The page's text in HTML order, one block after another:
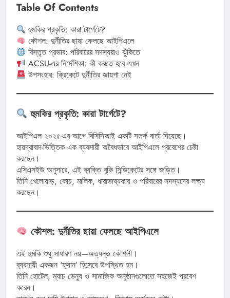
Table Of Contents
হুমকির প্রকৃতি: কারা টার্গেটে?
কৌশল: দুর্নীতির ছায়া ফেলছে আইপিএলে
বিস্তৃত প্রভাব: পরিবারের সদস্যরাও ঝুঁকিতে
ACSU-এর নির্দেশিকা: কী করতে হবে এখন
উপসংহার: ক্রিকেটে দুর্নীতির জায়গা নেই
হুমকির প্রকৃতি: কারা টার্গেটে?
আইপিএল ২০২৫-এর আগে বিসিসিআই একটি সতর্ক বার্তা দিয়েছে।
হায়দ্রাবাদ-ভিত্তিক এক ব্যবসায়ী অবৈধভাবে আইপিএলে প্রবেশের চেষ্টা
করছেন।
এসি‌এসইউ অনুসারে, এই ব্যক্তি বুকি সিন্ডিকেটের সঙ্গে জড়িত।
তিনি খেলোয়াড়, কোচ, মালিক, ধারাভাষ্যকার ও পরিবারের সদস্যদের লক্ষ্য
করছেন।
কৌশল: দুর্নীতির ছায়া ফেলছে আইপিএলে
এই হুমকি শুধু সাধারণ নয়—অত্যন্ত কৌশলী।
ব্যবসায়ী একজন ‘ফ্যান’ হিসেবে উপস্থিত হন।
তিনি হোটেল, ম্যাচ ভেন্যু ও সামাজিক অনুষ্ঠানগুলোতে সহজেই প্রবেশ
করেন।